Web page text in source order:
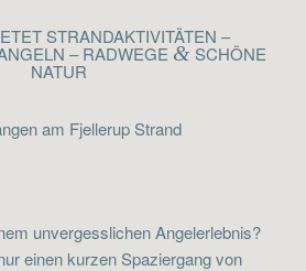
STRANDAKTIVITÄTEN –
– RADWEGE &SCHÖNE
NATUR
am Fjellerup Strand
unvergesslichen Angelerlebnis?
einen kurzen Spaziergang von